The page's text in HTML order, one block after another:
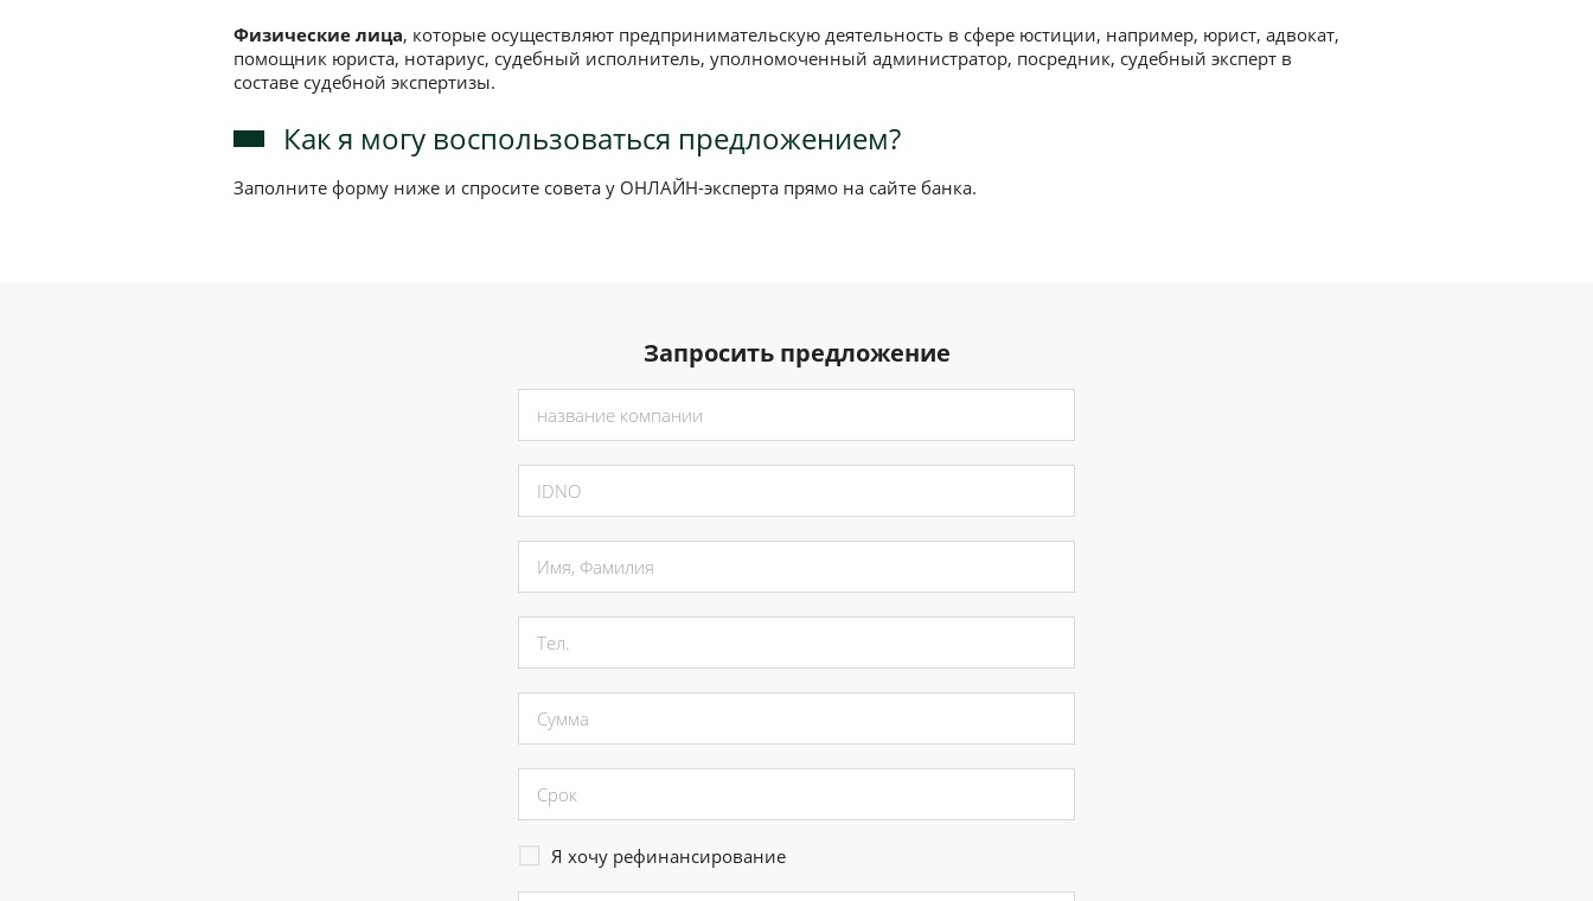
Физические лица, которые осуществляют предпринимательскую деятельность в сфере юстиции, например, юрист, адвокат,
помощник юриста, нотариус, судебный исполнитель, уполномоченный администратор, посредник, судебный эксперт в
составе судебной экспертизы.
Как я могу воспользоваться предложением?
Заполните форму ниже и спросите совета у ОНЛАЙН-эксперта прямо на сайте банка.
Запросить предложение
Я хочу рефинансирование